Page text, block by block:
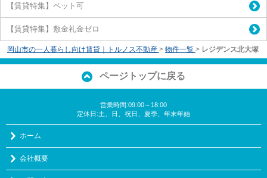
【賃貸特集】ペット可
【賃貸特集】敷金礼金ゼロ
岡山市の一人暮らし向け賃貸｜トルノス不動産 > 物件一覧 > レジデンス北大塚
ページトップに戻る
営業時間:09:00～18:00
定休日:土、日、祝日、夏季、年末年始
ホーム
会社概要